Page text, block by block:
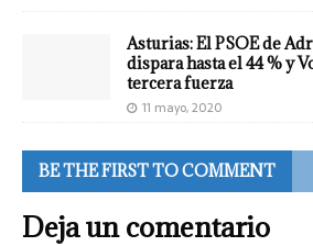
Asturias: El PSOE de
dispara hasta el 44 % y
tercera fuerza
11 mayo, 2020
BE THE FIRST TO COMMENT
Deja un comentario